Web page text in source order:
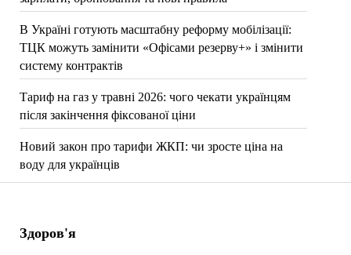
В Україні готують масштабну реформу мобілізації:
ТЦК можуть замінити «Офісами резерву+» і змінити
систему контрактів
Тариф на газ у травні 2026: чого чекати українцям
після закінчення фіксованої ціни
Новий закон про тарифи ЖКП: чи зросте ціна на
воду для українців
Здоров'я